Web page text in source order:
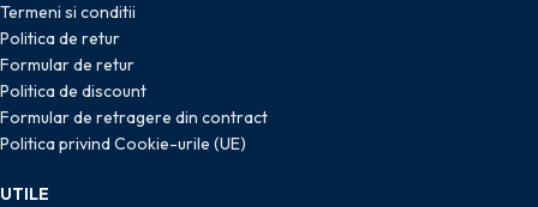
Termeni si conditii
Politica de retur
Formular de retur
Politica de discount
Formular de retragere din contract
Politica privind Cookie-urile (UE)
UTILE